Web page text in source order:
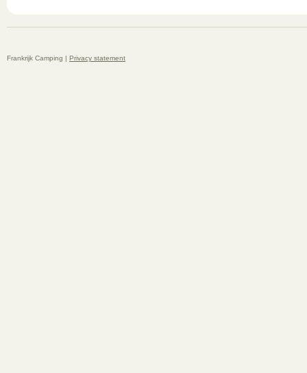
Frankrijk Camping | Privacy statement